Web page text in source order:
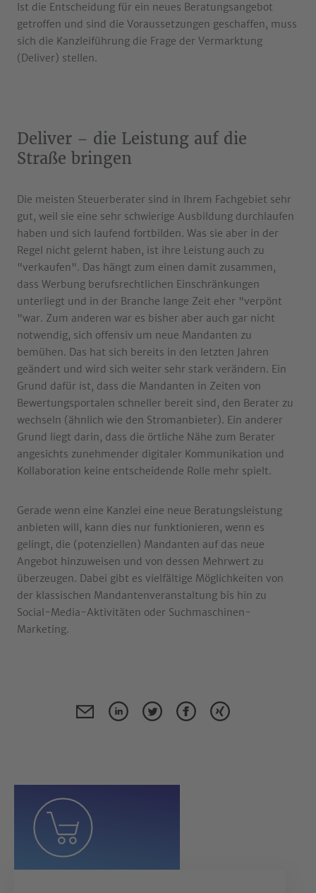
Ist die Entscheidung für ein neues Beratungsangebot
getroffen und sind die Voraussetzungen geschaffen, muss
sich die Kanzleiführung die Frage der Vermarktung
(Deliver) stellen.
Deliver – die Leistung auf die
Straße bringen
Die meisten Steuerberater sind in Ihrem Fachgebiet sehr
gut, weil sie eine sehr schwierige Ausbildung durchlaufen
haben und sich laufend fortbilden. Was sie aber in der
Regel nicht gelernt haben, ist ihre Leistung auch zu
"verkaufen". Das hängt zum einen damit zusammen,
dass Werbung berufsrechtlichen Einschränkungen
unterliegt und in der Branche lange Zeit eher "verpönt
"war. Zum anderen war es bisher aber auch gar nicht
notwendig, sich offensiv um neue Mandanten zu
bemühen. Das hat sich bereits in den letzten Jahren
geändert und wird sich weiter sehr stark verändern. Ein
Grund dafür ist, dass die Mandanten in Zeiten von
Bewertungsportalen schneller bereit sind, den Berater zu
wechseln (ähnlich wie den Stromanbieter). Ein anderer
Grund liegt darin, dass die örtliche Nähe zum Berater
angesichts zunehmender digitaler Kommunikation und
Kollaboration keine entscheidende Rolle mehr spielt.
Gerade wenn eine Kanzlei eine neue Beratungsleistung
anbieten will, kann dies nur funktionieren, wenn es
gelingt, die (potenziellen) Mandanten auf das neue
Angebot hinzuweisen und von dessen Mehrwert zu
überzeugen. Dabei gibt es vielfältige Möglichkeiten von
der klassischen Mandantenveranstaltung bis hin zu
Social-Media-Aktivitäten oder Suchmaschinen-
Marketing.